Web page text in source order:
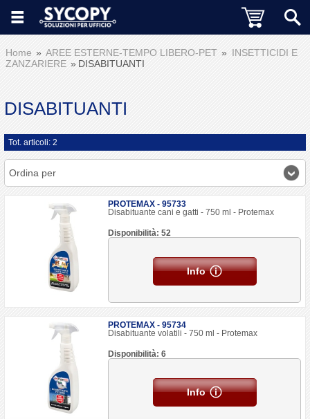
Home AREE ESTERNE-TEMPO LIBERO-PET
INSETTICIDI E
ZANZARIERE
DISABITUANTI
DISABITUANTI
Tot. articoli: 2
Ordina per
PROTEMAX - 95733
Disabituante cani e gatti - 750 ml - Protemax
Disponibilità: 52
Info
PROTEMAX - 95734
Disabituante volatili - 750 ml - Protemax
Disponibilità: 6
Info